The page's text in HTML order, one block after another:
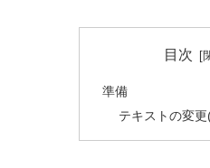
目次
準備
テキストの変